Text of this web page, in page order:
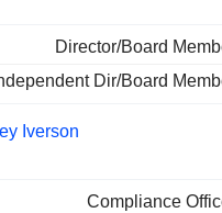
Director/Board
Dir/Board
Iverson
Compliance